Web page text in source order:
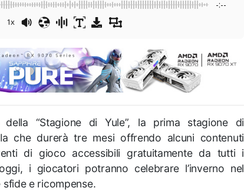
-:--
1x
della “Stagione di Yule”, la prima stagione di
che durerà tre mesi offrendo alcuni contenuti
di gioco accessibili gratuitamente da tutti i
i giocatori potranno celebrare l’inverno nel
sfide e ricompense.